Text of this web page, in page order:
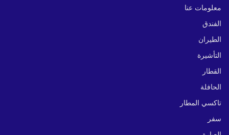
معلومات عنا
الفندق
الطيران
التأشيرة
القطار
الحافلة
تاكسي المطار
سفر